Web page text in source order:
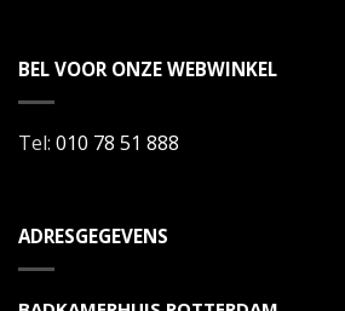
BEL VOOR ONZE WEBWINKEL
Tel: 010 78 51 888
ADRESGEGEVENS